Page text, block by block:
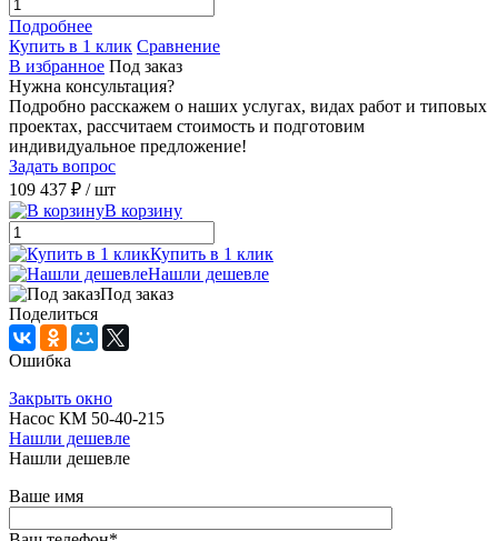
Подробнее
Купить в 1 клик Сравнение
В избранное Под заказ
Нужна консультация?
Подробно расскажем о наших услугах, видах работ и типовых
проектах, рассчитаем стоимость и подготовим
индивидуальное предложение!
Задать вопрос
109 437 ₽ / шт
В корзину
Купить в 1 клик
Нашли дешевле
Под заказ
Поделиться
Ошибка
Закрыть окно
Насос КМ 50-40-215
Нашли дешевле
Нашли дешевле
Ваше имя